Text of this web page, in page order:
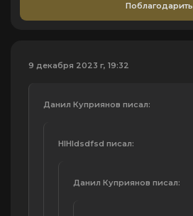
Поблагодарить
9 декабря 2023 г, 19:32
Данил Куприянов писал:
HIHIdsdfsd писал:
Данил Куприянов писал: